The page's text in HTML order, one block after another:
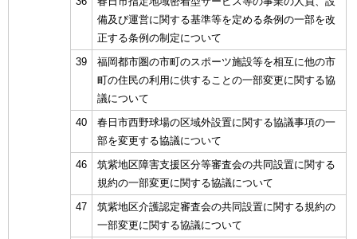
備及び運営に関する基準等を定める条例の一部を改
正する条例の制定について
39
福岡都市圏の市町のスポーツ施設等を相互に他の市
町の住民の利用に供することの一部変更に関する協
議について
40
春日市西野球場の区域外設置に関する協議事項の一
部を変更する協議について
46
筑紫地区障害支援区分等審査会の共同設置に関する
規約の一部変更に関する協議について
47
筑紫地区介護認定審査会の共同設置に関する規約の
一部変更に関する協議について